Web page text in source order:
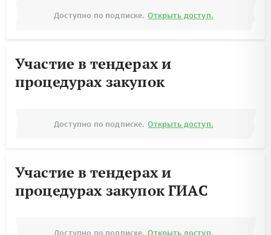
Доступно по подписке. Открыть доступ.
Участие в тендерах и
процедурах закупок
Доступно по подписке. Открыть доступ.
Участие в тендерах и
процедурах закупок ГИАС
Доступно по подписке. Открыть доступ.